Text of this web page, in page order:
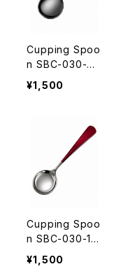
FEE ロゴ入りオ
リジナルスプー
ント
Cupping Spoo
n SBC-030-7
W43mm✕H160
mm 名入れ無料
ッピングスプー
ンご購入者様限
定！SNOW BEA
NS COFFEE ロ
ゴ入りオリジナ
ルスプーンケー
¥1,500
Cupping Spoo
n SBC-030-10
W43mm✕H160
mm 名入れ無料
¥1,500